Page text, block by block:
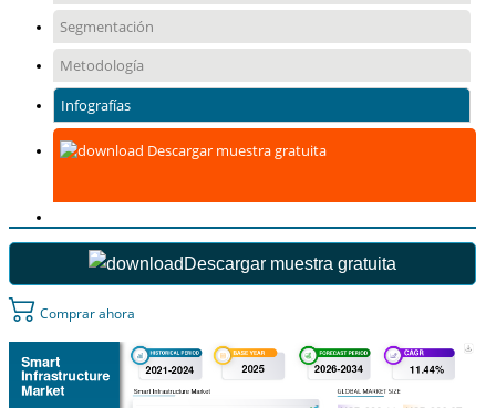
Segmentación
Metodología
Infografías
Descargar muestra gratuita
Descargar muestra gratuita
Comprar ahora